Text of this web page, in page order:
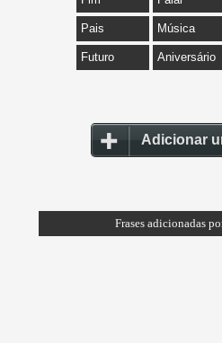
Pais Música
Futuro Aniversário
Adicionar
Frases adicionadas